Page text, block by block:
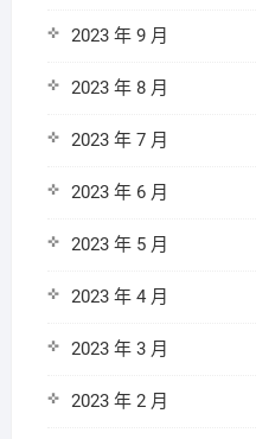
2023 年 9 月
2023 年 8 月
2023 年 7 月
2023 年 6 月
2023 年 5 月
2023 年 4 月
2023 年 3 月
2023 年 2 月